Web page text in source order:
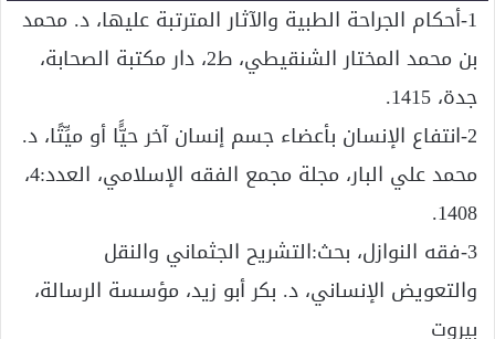
1-أحكام الجراحة الطبية والآثار المترتبة عليها، د. محمد
بن محمد المختار الشنقيطي، ط2، دار مكتبة الصحابة،
جدة، 1415.
2-انتفاع الإنسان بأعضاء جسم إنسان آخر حيًَّا أو ميِّتًا، د.
محمد علي البار، مجلة مجمع الفقه الإسلامي، العدد:4،
1408.
3-فقه النوازل، بحث:التشريح الجثماني والنقل
والتعويض الإنساني، د. بكر أبو زيد، مؤسسة الرسالة،
بيروت